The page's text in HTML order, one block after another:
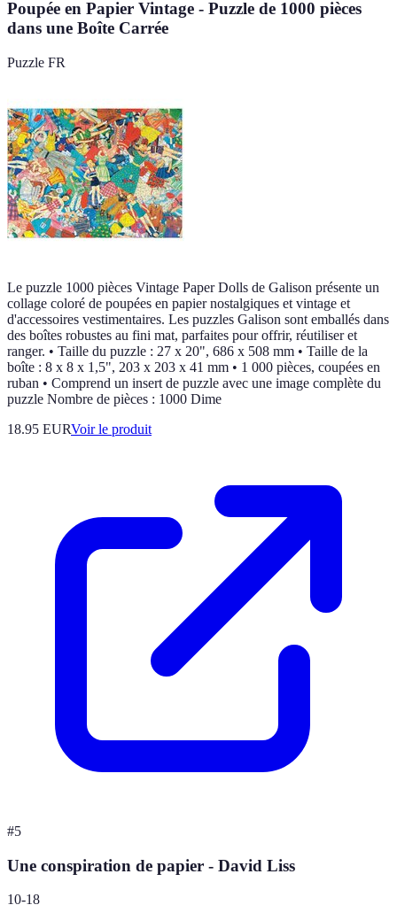
Poupée en Papier Vintage - Puzzle de 1000 pièces
dans une Boîte Carrée
Puzzle FR
Le puzzle 1000 pièces Vintage Paper Dolls de Galison présente un
collage coloré de poupées en papier nostalgiques et vintage et
d'accessoires vestimentaires. Les puzzles Galison sont emballés dans
des boîtes robustes au fini mat, parfaites pour offrir, réutiliser et
ranger. • Taille du puzzle : 27 x 20", 686 x 508 mm • Taille de la
boîte : 8 x 8 x 1,5", 203 x 203 x 41 mm • 1 000 pièces, coupées en
ruban • Comprend un insert de puzzle avec une image complète du
puzzle Nombre de pièces : 1000 Dime
18.95 EURVoir le produit
#5
Une conspiration de papier - David Liss
10-18